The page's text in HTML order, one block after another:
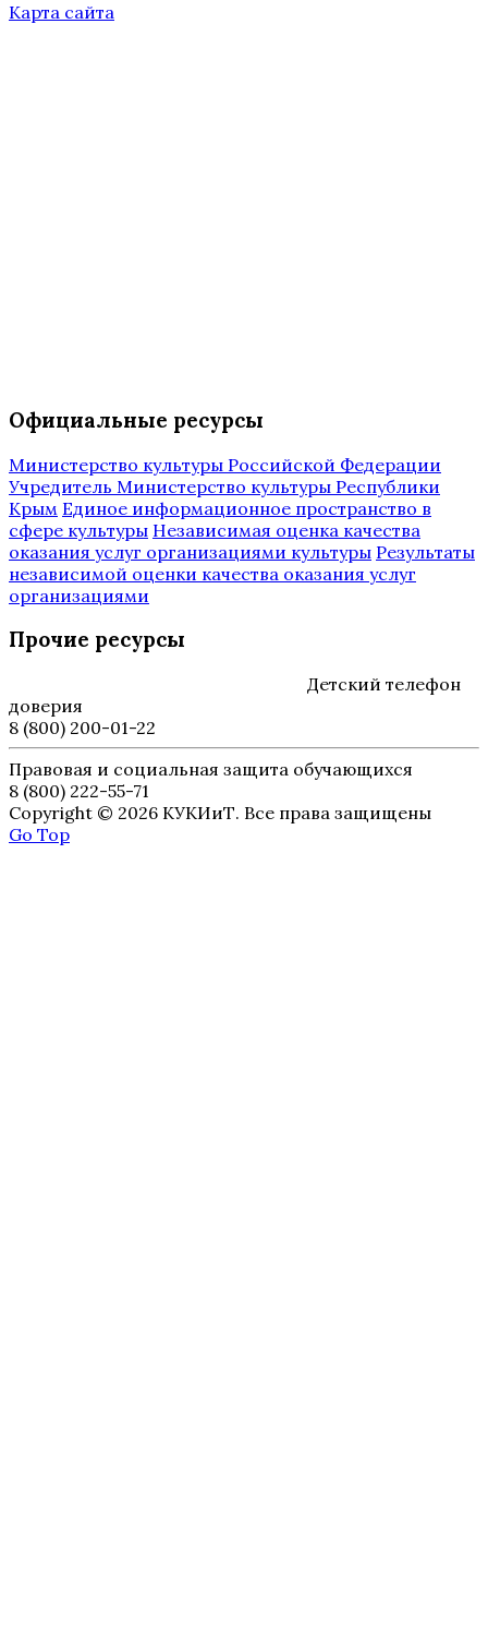
Карта сайта
Официальные ресурсы
Министерство культуры Российской Федерации
Учредитель Министерство культуры Республики
Крым Единое информационное пространство в
сфере культуры Независимая оценка качества
оказания услуг организациями культуры Результаты
независимой оценки качества оказания услуг
организациями
Прочие ресурсы
Детский телефон
доверия
8 (800) 200-01-22
Правовая и социальная защита обучающихся
8 (800) 222-55-71
Copyright © 2026 КУКИиТ. Все права защищены
Go Top